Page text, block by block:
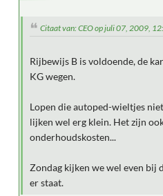
Citaat van: CEO op juli 07, 2009,
Rijbewijs B is voldoende, de
KG wegen.
Lopen die autoped-wieltjes
lijken wel erg klein. Het zijn
onderhoudskosten...
Zondag kijken we wel even bij
er staat.